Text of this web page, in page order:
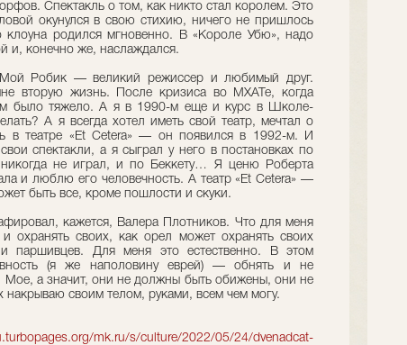
Спектакль о том, как никто стал королем. Это
окунулся в свою стихию, ничего не пришлось
клоуна родился мгновенно. В «Короле Убю», надо
и, конечно же, наслаждался.
Робик — великий режиссер и любимый друг.
вторую жизнь. После кризиса во МХАТе, когда
было тяжело. А я в 1990-м еще и курс в Школе-
А я всегда хотел иметь свой театр, мечтал о
в театре «Et Cetera» — он появился в 1992-м. И
спектакли, а я сыграл у него в постановках по
не играл, и по Беккету… Я ценю Роберта
и люблю его человечность. А театр «Et Cetera» —
быть все, кроме пошлости и скуки.
кажется, Валера Плотников. Что для меня
охранять своих, как орел может охранять своих
паршивцев. Для меня это естественно. В этом
(я же наполовину еврей) — обнять и не
Мое, а значит, они не должны быть обижены, они не
своим телом, руками, всем чем могу.
mk.ru/s/culture/2022/05/24/dvenadcat-